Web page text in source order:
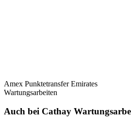
Amex Punktetransfer Emirates
Wartungsarbeiten
Auch bei Cathay